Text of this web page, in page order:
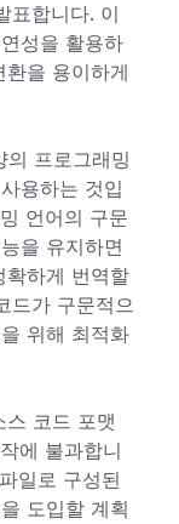
표합니다. 이
성을 활용하
을 용이하게
프로그래밍
용하는 것입
언어의 구문
을 유지하면
확하게 번역할
드가 구문적으
위해 최적화
코드 포맷
에 불과합니
일로 구성된
도입할 계획